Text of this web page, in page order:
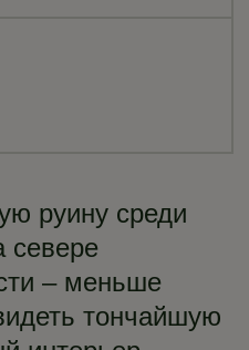
руину среди
севере
– меньше
тончайшую